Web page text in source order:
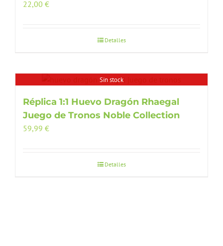
22,00 €
Detalles
Sin stock
Réplica 1:1 Huevo Dragón Rhaegal
Juego de Tronos Noble Collection
59,99 €
Detalles